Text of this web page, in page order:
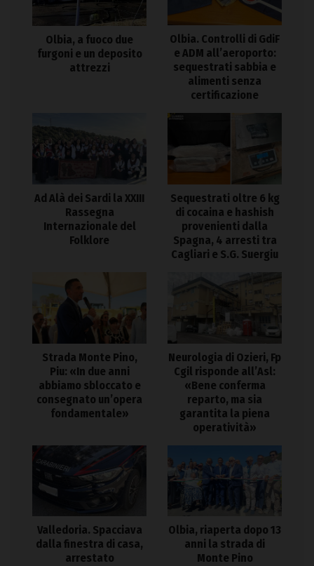
Olbia, a fuoco due
furgoni e un deposito
attrezzi
Olbia. Controlli di GdiF
e ADM all’aeroporto:
sequestrati sabbia e
alimenti senza
certificazione
Ad Alà dei Sardi la XXIII
Rassegna
Internazionale del
Folklore
Sequestrati oltre 6 kg
di cocaina e hashish
provenienti dalla
Spagna, 4 arresti tra
Cagliari e S.G. Suergiu
Strada Monte Pino,
Piu: «In due anni
abbiamo sbloccato e
consegnato un’opera
fondamentale»
Neurologia di Ozieri, Fp
Cgil risponde all’Asl:
«Bene conferma
reparto, ma sia
garantita la piena
operatività»
Valledoria. Spacciava
dalla finestra di casa,
arrestato
Olbia, riaperta dopo 13
anni la strada di
Monte Pino